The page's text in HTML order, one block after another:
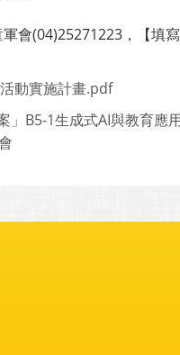
會(04)25271223，【填
動實施計畫.pdf
」B5-1生成式AI與教育應